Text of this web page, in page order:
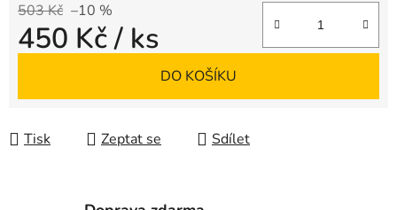
503 Kč –10 %
450 Kč/ ks
DO KOŠÍKU
Tisk Zeptat se Sdílet